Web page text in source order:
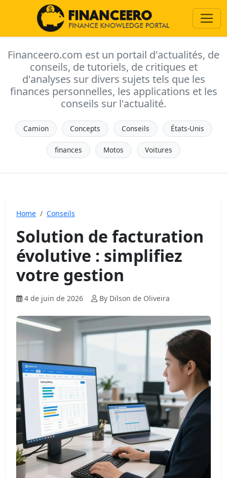
Financeero.com est un portail d'actualités, de
conseils, de tutoriels, de critiques et
d'analyses sur divers sujets tels que les
finances personnelles, les applications et les
conseils sur l'actualité.
Camion Concepts Conseils États-Unis
finances Motos Voitures
Home Conseils
Solution de facturation
évolutive : simplifiez
votre gestion
4 de juin de 2026 By Dilson de Oliveira